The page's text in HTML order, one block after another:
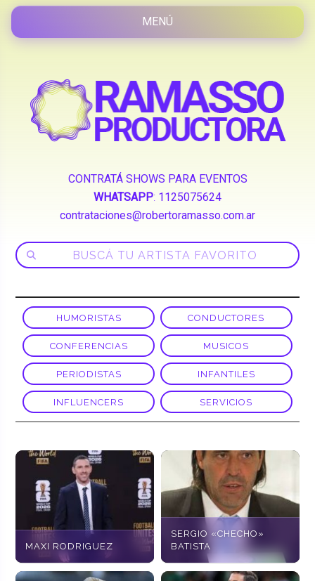
CONTRATÁ SHOWS PARA EVENTOS
WHATSAPP: 1125075624
contrataciones@robertoramasso.com.ar
HUMORISTAS CONDUCTORES
CONFERENCIAS MUSICOS
PERIODISTAS INFANTILES
INFLUENCERS SERVICIOS
MAXI RODRIGUEZ
SERGIO «CHECHO»
BATISTA